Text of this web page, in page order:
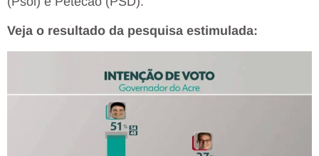
Veja o resultado da pesquisa estimulada: